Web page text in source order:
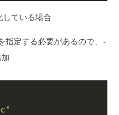
ている場合
定する必要があるので、
-